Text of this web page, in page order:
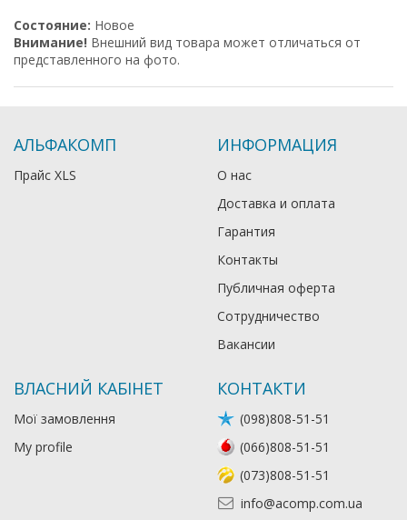
Состояние: Новое
Внимание! Внешний вид товара может отличаться от
представленного на фото.
АЛЬФАКОМП
Прайс XLS
ИНФОРМАЦИЯ
О нас
Доставка и оплата
Гарантия
Контакты
Публичная оферта
Сотрудничество
Вакансии
ВЛАСНИЙ КАБІНЕТ
Мої замовлення
My profile
КОНТАКТИ
(098)808-51-51
(066)808-51-51
(073)808-51-51
info@acomp.com.ua